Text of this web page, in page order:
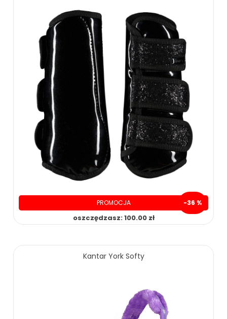
55.00 zł
ZOBACZ WIĘCEJ
39.00 zł
PROMOCJA -36 %
oszczędzasz: 100.00 zł
Kantar York Softy